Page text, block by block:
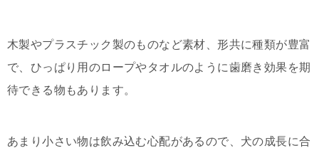
木製やプラスチック製のものなど素材、形共に種類が豊富
で、ひっぱり用のロープやタオルのように歯磨き効果を期
待できる物もあります。
あまり小さい物は飲み込む心配があるので、犬の成長に合